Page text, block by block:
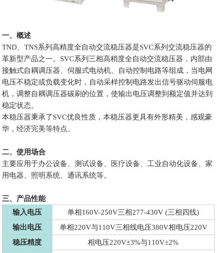
一、概述
TND、TNS系列高精度全自动交流稳压器是SVC系列交流稳压器的
革新型产品之一。SVC系列三相高稍度全自动交流稳压器，内部由
接触式自耦调压器、伺服式电动机、自动控制电路等组成，当电网
电压不稳定或负载变化时，自动采样控制电路发出信号驱动伺服电
机，调整自耦调压器碳刷的位置，使输出电压调整到额定值并达到
稳定状态。
本稳压器秉承了SVC优良性质，本稳压器更具有外形精美，感观豪
华，经济完美等特点。
二、使用场合
主要应用于办公设备、测试设备、医疗设备、工业自动化设备、家
用电器、照明系统、通讯系统等。
三、产品性能
输入电压
单相160V-250V三相277-430V (三相四线)
输出电压
单相220V与110V三相线电压380V相电压220V
稳压精度
相电压220V±3%与110V±2%